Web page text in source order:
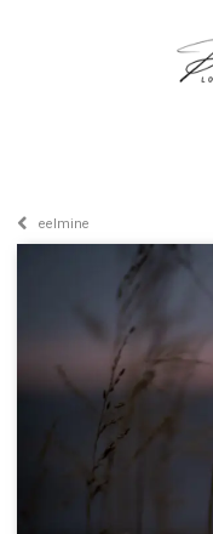
eelmine